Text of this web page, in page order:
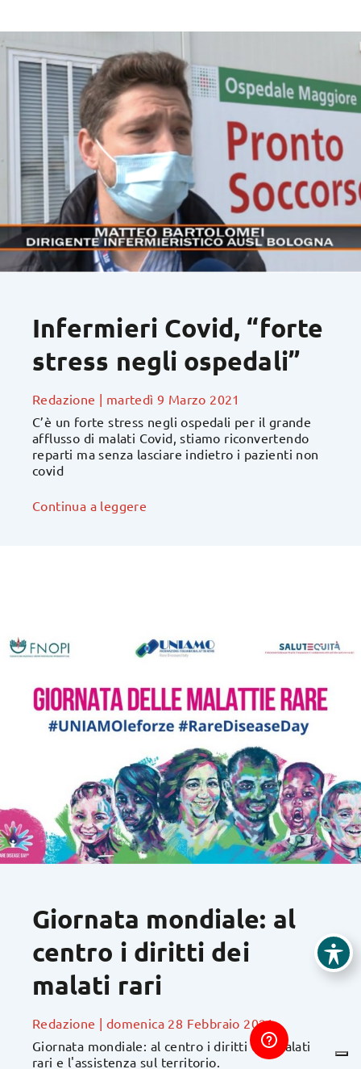
Infermieri Covid, “forte
stress negli ospedali”
Redazione | martedì 9 Marzo 2021
C’è un forte stress negli ospedali per il grande
afflusso di malati Covid, stiamo riconvertendo
reparti ma senza lasciare indietro i pazienti non
covid
Continua a leggere
Giornata mondiale: al
centro i diritti dei
malati rari
Redazione | domenica 28 Febbraio 2021
Giornata mondiale: al centro i diritti dei malati
rari e l'assistenza sul territorio.